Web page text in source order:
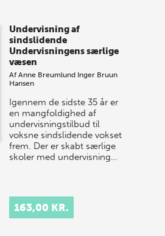
Undervisning af
sindslidende
Undervisningens særlige
væsen
AfAnne Breumlund Inger Bruun
Hansen
Igennem de sidste 35 år er
en mangfoldighed af
undervisningstilbud til
voksne sindslidende vokset
frem. Der er skabt særlige
skoler med undervisning…
163,00 KR.